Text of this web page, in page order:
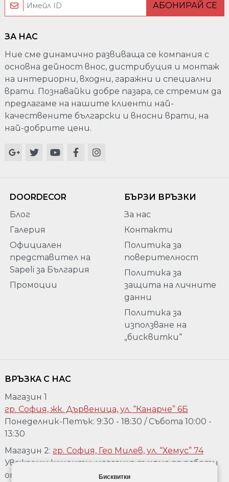
АБОНИРАЙ СЕ
ЗА НАС
Ние сме динамично развиваща се компания с
основна дейност внос, дистрибуция и монтаж
на интериорни, входни, гаражни и специални
врати. Познавайки добре пазара, се стремим да
предлагаме на нашите клиенти най-
качествените български и вносни врати, на
най-добрите цени.
DOORDECOR
Блог
Галерия
Официален
представител на
Sapeli за България
Промоции
БЪРЗИ ВРЪЗКИ
За нас
Контакти
Политика за
поверителност
Политика за
защита на личните
данни
Политика за
използване на
„бисквитки“
ВРЪЗКА С НАС
Магазин 1
гр. София, жк. Дървеница, ул. “Канарче” 6Б
Понеделник-Петък: 9:30 - 18:30 / Събота 10:00 -
13:30
Магазин 2: гр. София, Гео Милев, ул. “Хемус” 74
Уважаеми клиенти, магазинът няма да работи
от 04.08 до 17.08. Ако желаете да го посетете,
Бисквитки